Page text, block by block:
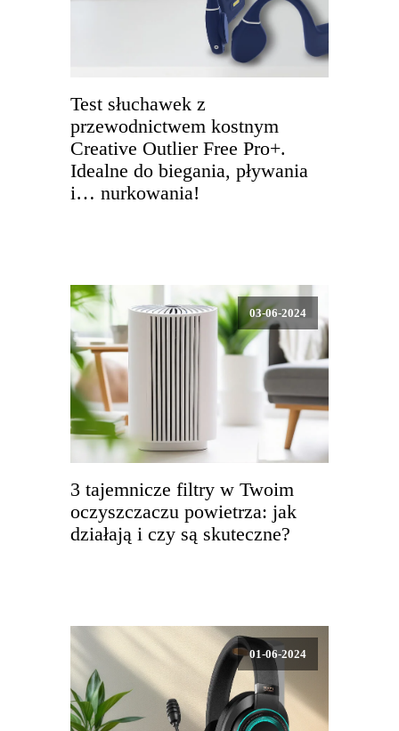
Test słuchawek z
przewodnictwem kostnym
Creative Outlier Free Pro+.
Idealne do biegania, pływania
i… nurkowania!
03-06-2024
3 tajemnicze filtry w Twoim
oczyszczaczu powietrza: jak
działają i czy są skuteczne?
01-06-2024